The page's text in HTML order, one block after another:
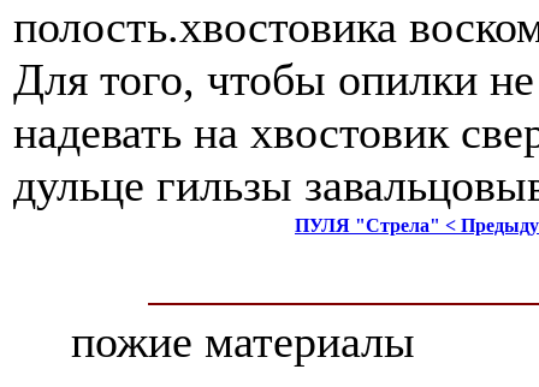
полость.хвостовика
Для того, чтобы опилки
надевать на хвостовик
дульце гильзы
ПУЛЯ "Стрела" <
пожие материалы